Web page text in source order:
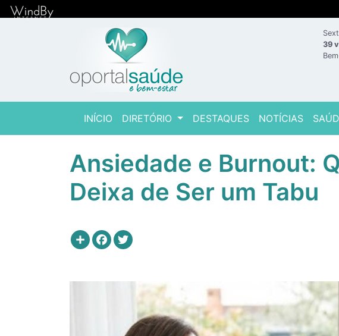
39
INÍCIO(current)
DIRETÓRIO DESTAQUES NOTÍCIAS
Ansiedade e Burnout:
Deixa de Ser um Tabu
ShareFacebook